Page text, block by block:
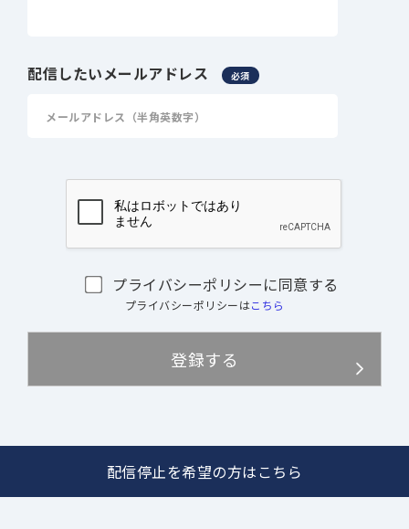
配信したいメールアドレス 必須
プライバシーポリシーに同意する
プライバシーポリシーはこちら
配信停止を希望の方はこちら